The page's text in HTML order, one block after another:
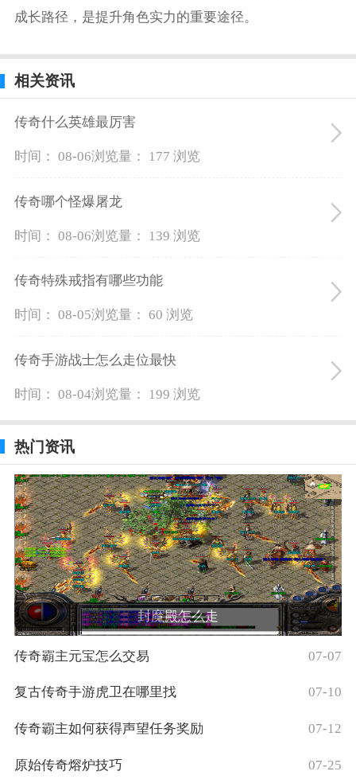
成长路径，是提升角色实力的重要途径。
相关资讯
传奇什么英雄最厉害
时间： 08-06浏览量： 177 浏览
传奇哪个怪爆屠龙
时间： 08-06浏览量： 139 浏览
传奇特殊戒指有哪些功能
时间： 08-05浏览量： 60 浏览
传奇手游战士怎么走位最快
时间： 08-04浏览量： 199 浏览
热门资讯
封魔殿怎么走
传奇霸主元宝怎么交易 07-07
复古传奇手游虎卫在哪里找 07-10
传奇霸主如何获得声望任务奖励 07-12
原始传奇熔炉技巧 07-25